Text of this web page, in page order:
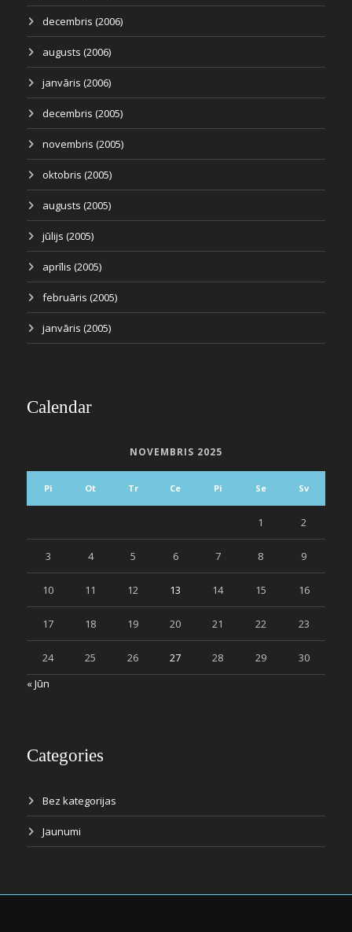
decembris (2006)
augusts (2006)
janvāris (2006)
decembris (2005)
novembris (2005)
oktobris (2005)
augusts (2005)
jūlijs (2005)
aprīlis (2005)
februāris (2005)
janvāris (2005)
Calendar
NOVEMBRIS 2025
Pi Ot Tr Ce Pi Se Sv
1 2
3 4 5 6 7 8 9
10 11 12 13 14 15 16
17 18 19 20 21 22 23
24 25 26 27 28 29
30
« Jūn
Categories
Bez kategorijas
Jaunumi